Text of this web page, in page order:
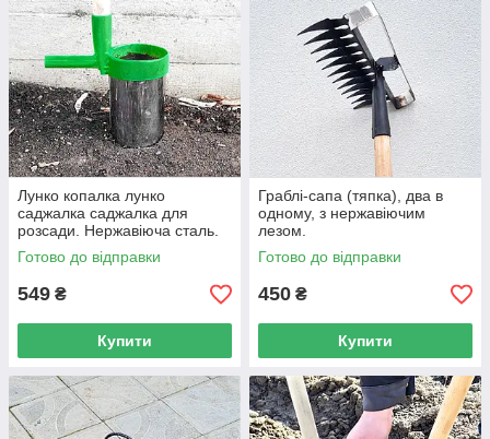
Лунко копалка лунко
саджалка саджалка для
розсади. Нержавіюча сталь.
Готово до відправки
549 ₴
Купити
Граблі-сапа (тяпка), два в
одному, з нержавіючим
лезом.
Готово до відправки
450 ₴
Купити